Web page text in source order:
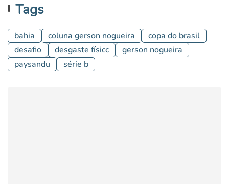
Tags
bahia coluna gerson nogueira
copa do brasil
desafio
desgaste físicc
gerson nogueira
paysandu
série b